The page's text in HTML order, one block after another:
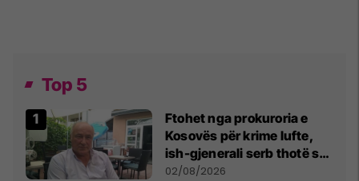
Top 5
Ftohet nga prokuroria e
Kosovës për krime lufte,
ish-gjenerali serb thotë se
dikush e tradhtoi në
02/08/2026